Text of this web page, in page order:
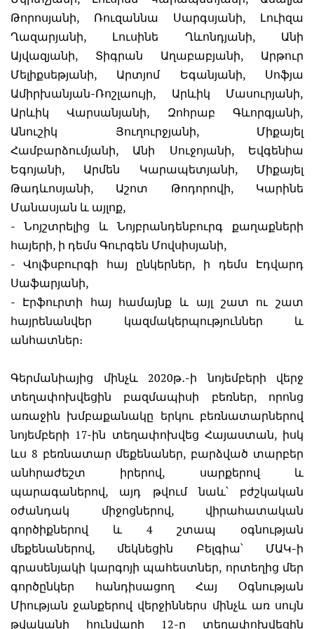
Թորոսյանի, Ռուզաննա Սարգսյանի, Լուիզա
Ղազարյանի, Լուսինե Ղևոնդյանի, Անի
Այվազյանի, Տիգրան Աղաբաբյանի, Արթուր
Մելիքսեթյանի, Արտյոմ Եգանյանի, Սոֆյա
Ամիրխանյան-Ռոշլաույի, Արևիկ Մասուրյանի,
Արևիկ Վարսանյանի, Զոհրաբ Գևորգյանի,
Անուշիկ Յուղուրջյանի, Միքայել
Համբարձումյանի, Անի Սուջոյանի, Եվգենիա
Եգոյանի, Արմեն Կարապետյանի, Միքայել
Թադևոսյանի, Աշոտ Թոդորովի, Կարինե
Մանասյան և այլոք,
- Նոյշտրելից և Նոյբրանդենբուրգ քաղաքների
հայերի, ի դեմս Գուրգեն Մովսիսյանի,
- Վոլֆսբուրգի հայ ընկերներ, ի դեմս Էդվարդ
Սաֆարյանի,
- Էրֆուրտի հայ համայնք և այլ շատ ու շատ
հայրենանվեր կազմակերպություններ և
անհատներ։
Գերմանիայից մինչև 2020թ․-ի նոյեմբերի վերջ
տեղափոխվեցին բազմապիսի բեռներ, որոնց
առաջին խմբաքանակը երկու բեռնատարներով
նոյեմբերի 17-ին տեղափոխվեց Հայաստան, իսկ
ևս 8 բեռնատար մեքենաներ, բարձված տարբեր
անհրաժեշտ իրերով, սարքերով և
պարագաներով, այդ թվում նաև՝ բժշկական
օժանդակ միջոցներով, վիրահատական
գործիքներով և 4 շտապ օգնության
մեքենաներով, մեկնեցին Բելգիա՝ ՄԱԿ-ի
գրասենյակի կարգոյի պահեստներ, որտեղից մեր
գործընկեր հանդիսացող Հայ Օգնության
Միության ջանքերով վերջիններս մինչև առ սույն
թվականի հունվարի 12-ը տեղափոխվեցին